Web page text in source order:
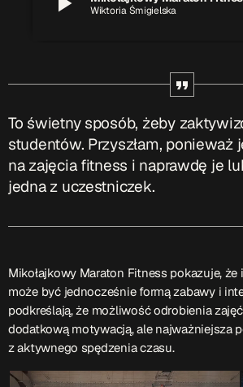
Serwis Informacyjny
Upcoming shows
Serwis Informacyjny
Wiktoria Śmigielska
To świetny sposób, żeby
studentów. Przyszłam, ponieważ
na zajęcia fitness i naprawdę je
jedna z uczestniczek.
Mikołajkowy Maraton Fitness pokazuje,
może być jednocześnie formą zabawy i
podkreślają, że możliwość odrobienia
dodatkową motywacją, ale najważniejsza
z aktywnego spędzenia czasu.